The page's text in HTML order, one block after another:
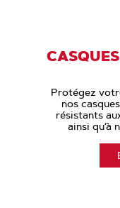
Protégez
nos
résistants
ainsi qu’à